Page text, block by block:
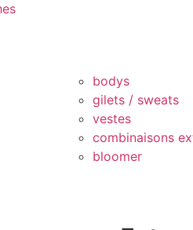
bodys
gilets / sweats
vestes
combinaisons
bloomer